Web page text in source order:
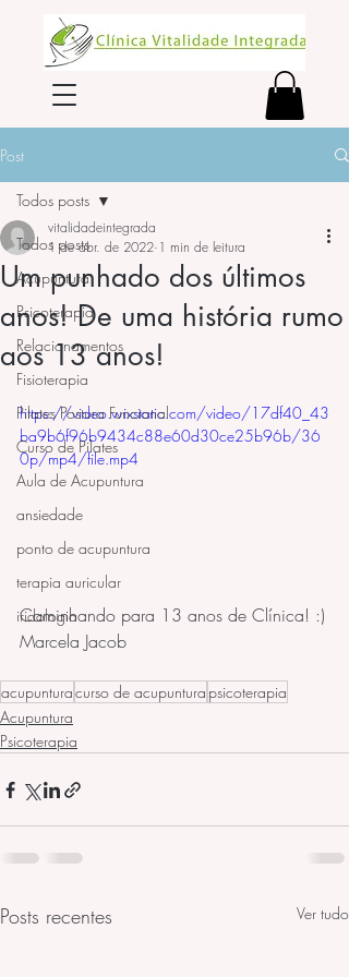
Post
Todos posts
Acupuntura
Psicoterapia
Relacionamentos
Fisioterapia
Pilates Postura Funcional
Curso de Pilates
Aula de Acupuntura
ansiedade
ponto de acupuntura
terapia auricular
iridologia
Todos posts
Um punhado dos últimos
anos! De uma história rumo
aos 13 anos!
vitalidadeintegrada
1 de abr. de 2022 1 min de leitura
https://video.wixstatic.com/video/17df40_43
ba9b6f96b9434c88e60d30ce25b96b/36
0p/mp4/file.mp4
Caminhando para 13 anos de Clínica! :)
Marcela Jacob
acupunturacurso de acupuntura psicoterapia
Acupuntura
Psicoterapia
Posts recentes Ver tudo